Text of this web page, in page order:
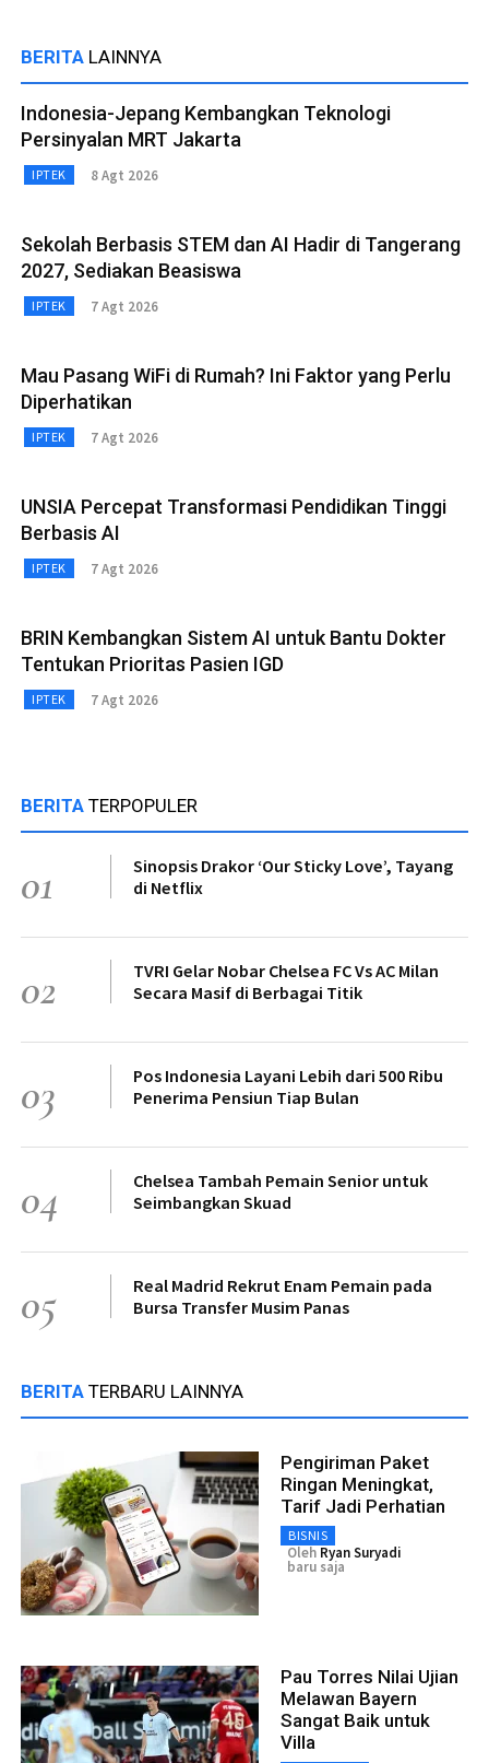
BERITA LAINNYA
Indonesia-Jepang Kembangkan Teknologi
Persinyalan MRT Jakarta
IPTEK 8 Agt 2026
Sekolah Berbasis STEM dan AI Hadir di Tangerang
2027, Sediakan Beasiswa
IPTEK 7 Agt 2026
Mau Pasang WiFi di Rumah? Ini Faktor yang Perlu
Diperhatikan
IPTEK 7 Agt 2026
UNSIA Percepat Transformasi Pendidikan Tinggi
Berbasis AI
IPTEK 7 Agt 2026
BRIN Kembangkan Sistem AI untuk Bantu Dokter
Tentukan Prioritas Pasien IGD
IPTEK 7 Agt 2026
BERITA TERPOPULER
01
Sinopsis Drakor ‘Our Sticky Love’, Tayang
di Netflix
02
TVRI Gelar Nobar Chelsea FC Vs AC Milan
Secara Masif di Berbagai Titik
03
Pos Indonesia Layani Lebih dari 500 Ribu
Penerima Pensiun Tiap Bulan
04
Chelsea Tambah Pemain Senior untuk
Seimbangkan Skuad
05
Real Madrid Rekrut Enam Pemain pada
Bursa Transfer Musim Panas
BERITA TERBARU LAINNYA
Pengiriman Paket
Ringan Meningkat,
Tarif Jadi Perhatian
BISNIS
Oleh Ryan Suryadi
baru saja
Pau Torres Nilai Ujian
Melawan Bayern
Sangat Baik untuk
Villa